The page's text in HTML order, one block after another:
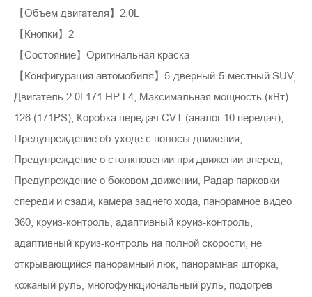
【Объем двигателя】2.0L
【Кнопки】2
【Состояние】Оригинальная краска
【Конфигурация автомобиля】5-дверный-5-местный SUV,
Двигатель 2.0L171 HP L4, Максимальная мощность (кВт)
126 (171PS), Коробка передач CVT (аналог 10 передач),
Предупреждение об уходе с полосы движения,
Предупреждение о столкновении при движении вперед,
Предупреждение о боковом движении, Радар парковки
спереди и сзади, камера заднего хода, панорамное видео
360, круиз-контроль, адаптивный круиз-контроль,
адаптивный круиз-контроль на полной скорости, не
открывающийся панорамный люк, панорамная шторка,
кожаный руль, многофункциональный руль, подогрев